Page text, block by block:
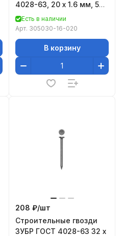
4028-63, 20 х 1.6 мм, 5
кг, ЗУБР
Есть в наличии
Арт. 305030-16-020
В корзину
208 ₽/шт
Строительные гвозди
ЗУБР ГОСТ 4028-63 32 х